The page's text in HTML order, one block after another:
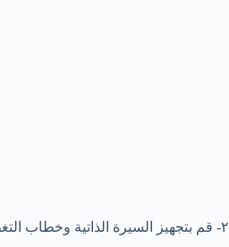
٢- قم بتجهيز السيرة الذاتية وخطاب التغطية.